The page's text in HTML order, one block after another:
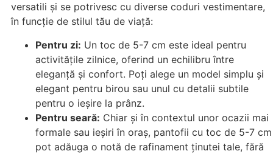
versatili și se potrivesc cu diverse coduri vestimentare,
în funcție de stilul tău de viață:
Pentru zi: Un toc de 5-7 cm este ideal pentru
activitățile zilnice, oferind un echilibru între
eleganță și confort. Poți alege un model simplu și
elegant pentru birou sau unul cu detalii subtile
pentru o ieșire la prânz.
Pentru seară: Chiar și în contextul unor ocazii mai
formale sau ieșiri în oraș, pantofii cu toc de 5-7 cm
pot adăuga o notă de rafinament ținutei tale, fără